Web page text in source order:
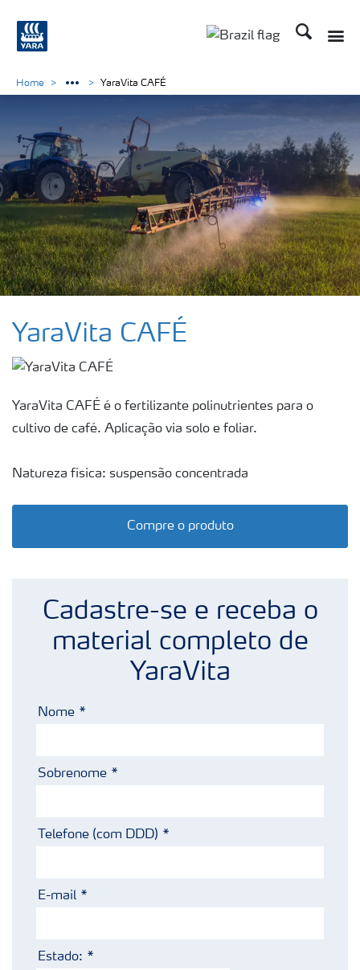
Busca
culturas
Fertilizantes
Manuseio
de
Soluções
Milho
Home YaraVita CAFÉ
YaraVita CAFÉ
YaraVita CAFÉ é o fertilizante polinutrientes para o
cultivo de café. Aplicação via solo e foliar.
Natureza física: suspensão concentrada
Compre o produto
Cadastre-se e receba o
material completo de
YaraVita
Nome
Sobrenome
Telefone (com DDD)
E-mail
Estado: